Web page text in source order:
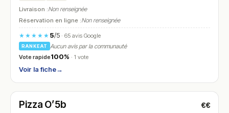
Livraison :Non renseignée
Réservation en ligne :Non renseignée
★★★★★ 5/5· 65 avis Google
RANKEAT
Aucun avis par la communauté
Vote rapide100% · 1 vote
Voir la fiche→
N° 18
Pizza O’5b €€